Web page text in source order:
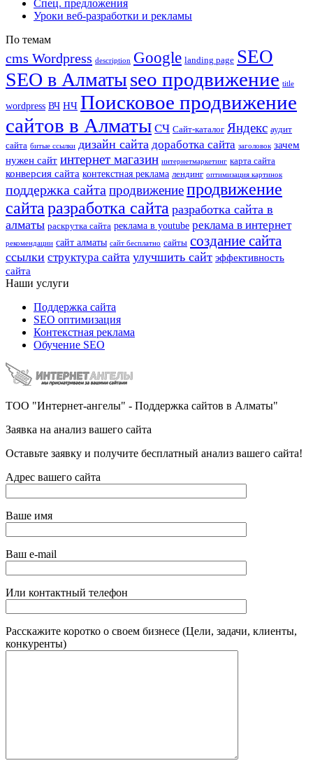
Спец. предложения
Уроки веб-разработки и рекламы
По темам
cms Wordpress description Google landing page SEO
SEO в Алматыseo продвижение title
wordpress ВЧ НЧ Поисковое продвижение
сайтов в Алматы СЧ Сайт-каталог Яндекс аудит
сайта битые ссылки дизайн сайта доработка сайта заголовок зачем
нужен сайт интернет магазин интернетмаркетинг карта сайта
конверсия сайта контекстная реклама лендинг оптимизация картинок
поддержка сайта продвижениепродвижение
сайта разработка сайта разработка сайта в
алматы раскрутка сайта реклама в youtube реклама в интернет
рекомендации сайт алматы сайт бесплатно сайты создание сайта
ссылки структура сайта улучшить сайт эффективность
сайта
Наши услуги
Поддержка сайта
SEO оптимизация
Контекстная реклама
Обучение SEO
ТОО "Интернет-ангелы" - Поддержка сайтов в Алматы"
Заявка на анализ вашего сайта
Оставьте заявку и получите бесплатный анализ вашего сайта!
Адрес вашего сайта
Ваше имя
Ваш e-mail
Или контактный телефон
Расскажите коротко о своем бизнесе (Цели, задачи, клиенты,
конкуренты)